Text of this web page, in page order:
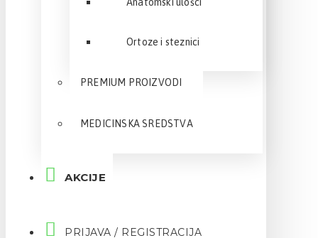
Ortoze i steznici
PREMIUM PROIZVODI
MEDICINSKA SREDSTVA
AKCIJE
PRIJAVA / REGISTRACIJA